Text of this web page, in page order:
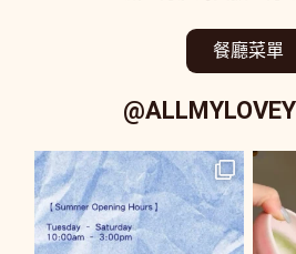
餐廳菜單